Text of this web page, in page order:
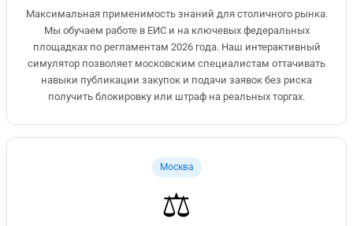
Максимальная применимость знаний для столичного рынка.
Мы обучаем работе в ЕИС и на ключевых федеральных
площадках по регламентам 2026 года. Наш интерактивный
симулятор позволяет московским специалистам оттачивать
навыки публикации закупок и подачи заявок без риска
получить блокировку или штраф на реальных торгах.
Москва
⚖️